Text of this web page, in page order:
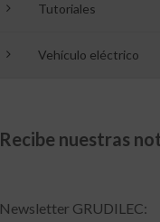
Tutoriales
Vehículo eléctrico
Recibe nuestras
Newsletter GRUDILEC: